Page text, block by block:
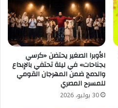
الأوبرا الصغير يحتضن «كرسي
بجناحات» في ليلة تحتفي بالإبداع
والدمج ضمن المهرجان القومي
للمسرح المصري
30 يوليو، 2026